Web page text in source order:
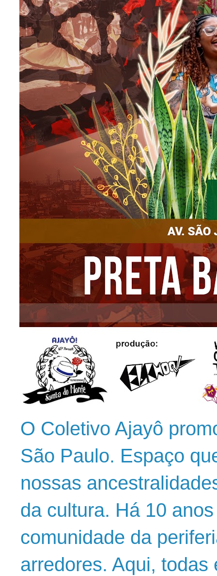
O Coletivo Ajayô
São Paulo. Espaço
nossas
da cultura. Há 10
comunidade da
arredores. Aqui,